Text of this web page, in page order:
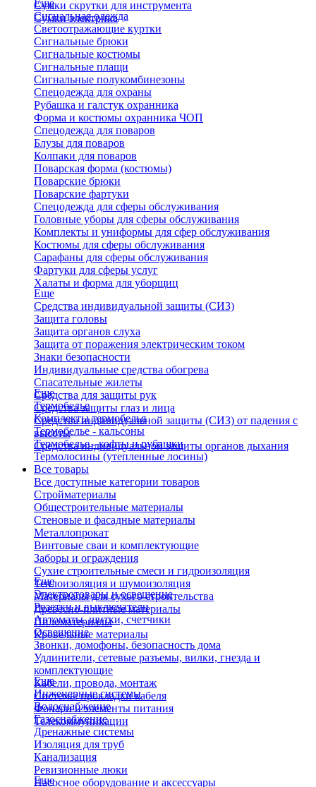
Сумки скрутки для инструмента
Сумки электрика
Еще
Сигнальная одежда
Светоотражающие куртки
Сигнальные брюки
Сигнальные костюмы
Сигнальные плащи
Сигнальные полукомбинезоны
Спецодежда для охраны
Рубашка и галстук охранника
Форма и костюмы охранника ЧОП
Спецодежда для поваров
Блузы для поваров
Колпаки для поваров
Поварская форма (костюмы)
Поварские брюки
Поварские фартуки
Спецодежда для сферы обслуживания
Головные уборы для сферы обслуживания
Комплекты и униформы для сфер обслуживания
Костюмы для сферы обслуживания
Сарафаны для сферы обслуживания
Фартуки для сферы услуг
Халаты и форма для уборщиц
Еще
Средства индивидуальной защиты (СИЗ)
Защита головы
Защита органов слуха
Защита от поражения электрическим током
Знаки безопасности
Индивидуальные средства обогрева
Спасательные жилеты
Средства для защиты рук
Средства защиты глаз и лица
Средства индивидуальной защиты (СИЗ) от падения с
высоты
Средства индивидуальной защиты органов дыхания
Еще
Термобелье
Комплекты термобелья
Термобелье - кальсоны
Термобелье - кофты и рубашки
Термолосины (утепленные лосины)
Все товары
Все доступные категории товаров
Стройматериалы
Общестроительные материалы
Стеновые и фасадные материалы
Металлопрокат
Винтовые сваи и комплектующие
Заборы и ограждения
Сухие строительные смеси и гидроизоляция
Теплоизоляция и шумоизоляция
Материалы для сухого строительства
Древесно-плитные материалы
Пиломатериалы
Кровельные материалы
Еще
Электротовары и освещение
Розетки и выключатели
Автоматы, щитки, счетчики
Освещение
Звонки, домофоны, безопасность дома
Удлинители, сетевые разъемы, вилки, гнезда и
комплектующие
Кабели, провода, монтаж
Системы прокладки кабеля
Фонари и элементы питания
Телекоммуникации
Еще
Инженерные системы
Водоснабжение
Газоснабжение
Дренажные системы
Изоляция для труб
Канализация
Ревизионные люки
Насосное оборудование и аксессуары
Еще